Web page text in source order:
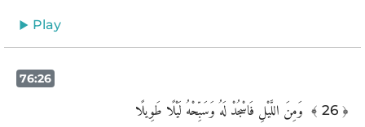
Play
76:26
﴾ 26 ﴿